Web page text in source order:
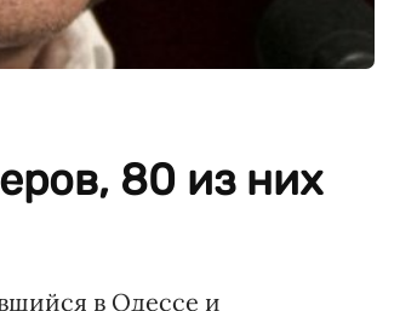
80 из них
в Одессе и